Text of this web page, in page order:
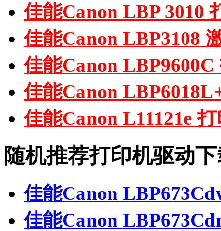
佳能Canon LBP 3010
佳能Canon LBP3108
佳能Canon
佳能Canon
佳能Canon L11121e
随机推荐打印机驱动
佳能Canon
佳能Canon